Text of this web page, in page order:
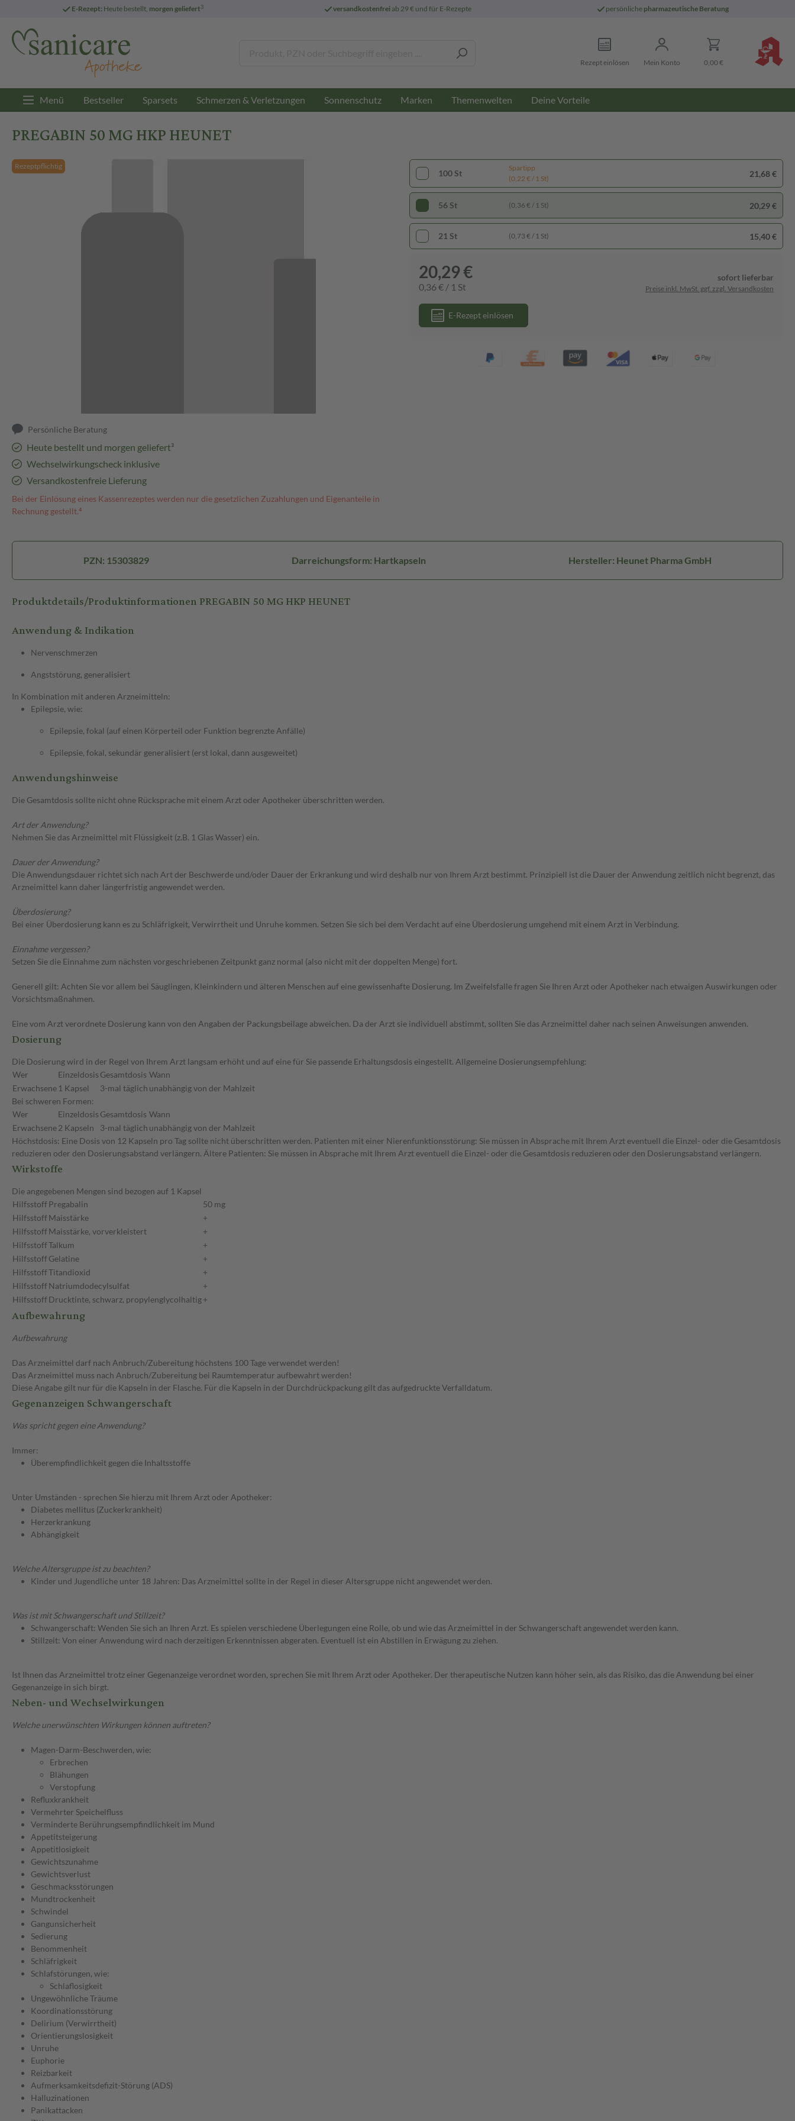
E-Rezept: Heute bestellt, morgen geliefert3 versandkostenfreiab 29 € und für E-Rezepte persönliche pharmazeutische Beratung
Rezept einlösen Mein Konto 0,00 €
Menü Bestseller Sparsets Schmerzen & Verletzungen Sonnenschutz Marken Themenwelten Deine Vorteile
PREGABIN 50 MG HKP HEUNET
Rezeptpflichtig
Persönliche Beratung
Heute bestellt und morgen geliefert³
Wechselwirkungscheck inklusive
Versandkostenfreie Lieferung
Bei der Einlösung eines Kassenrezeptes werden nur die gesetzlichen Zuzahlungen und Eigenanteile in
Rechnung gestellt.⁴
100 St
Spartipp
(0,22 € / 1 St)
21,68 €
56 St (0,36 € / 1 St) 20,29 €
21 St (0,73 € / 1 St) 15,40 €
20,29 €
0,36 € / 1 St
sofort lieferbar
Preise inkl. MwSt. ggf. zzgl. Versandkosten
E-Rezept einlösen
PZN: 15303829 Darreichungsform: Hartkapseln Hersteller: Heunet Pharma GmbH
Produktdetails/Produktinformationen PREGABIN 50 MG HKP HEUNET
Anwendung & Indikation
Nervenschmerzen
Angststörung, generalisiert
In Kombination mit anderen Arzneimitteln:
Epilepsie, wie:
Epilepsie, fokal (auf einen Körperteil oder Funktion begrenzte Anfälle)
Epilepsie, fokal, sekundär generalisiert (erst lokal, dann ausgeweitet)
Anwendungshinweise
Die Gesamtdosis sollte nicht ohne Rücksprache mit einem Arzt oder Apotheker überschritten werden.
Art der Anwendung?
Nehmen Sie das Arzneimittel mit Flüssigkeit (z.B. 1 Glas Wasser) ein.
Dauer der Anwendung?
Die Anwendungsdauer richtet sich nach Art der Beschwerde und/oder Dauer der Erkrankung und wird deshalb nur von Ihrem Arzt bestimmt. Prinzipiell ist die Dauer der Anwendung zeitlich nicht begrenzt, das
Arzneimittel kann daher längerfristig angewendet werden.
Überdosierung?
Bei einer Überdosierung kann es zu Schläfrigkeit, Verwirrtheit und Unruhe kommen. Setzen Sie sich bei dem Verdacht auf eine Überdosierung umgehend mit einem Arzt in Verbindung.
Einnahme vergessen?
Setzen Sie die Einnahme zum nächsten vorgeschriebenen Zeitpunkt ganz normal (also nicht mit der doppelten Menge) fort.
Generell gilt: Achten Sie vor allem bei Säuglingen, Kleinkindern und älteren Menschen auf eine gewissenhafte Dosierung. Im Zweifelsfalle fragen Sie Ihren Arzt oder Apotheker nach etwaigen Auswirkungen oder
Vorsichtsmaßnahmen.
Eine vom Arzt verordnete Dosierung kann von den Angaben der Packungsbeilage abweichen. Da der Arzt sie individuell abstimmt, sollten Sie das Arzneimittel daher nach seinen Anweisungen anwenden.
Dosierung
Die Dosierung wird in der Regel von Ihrem Arzt langsam erhöht und auf eine für Sie passende Erhaltungsdosis eingestellt. Allgemeine Dosierungsempfehlung:
Wer
Einzeldosis Gesamtdosis Wann
Erwachsene 1 Kapsel 3-mal täglich unabhängig von der Mahlzeit
Bei schweren Formen:
Wer
Einzeldosis Gesamtdosis Wann
Erwachsene2 Kapseln 3-mal täglich unabhängig von der Mahlzeit
Höchstdosis: Eine Dosis von 12 Kapseln pro Tag sollte nicht überschritten werden. Patienten mit einer Nierenfunktionsstörung: Sie müssen in Absprache mit Ihrem Arzt eventuell die Einzel- oder die Gesamtdosis
reduzieren oder den Dosierungsabstand verlängern. Ältere Patienten: Sie müssen in Absprache mit Ihrem Arzt eventuell die Einzel- oder die Gesamtdosis reduzieren oder den Dosierungsabstand verlängern.
Wirkstoffe
Die angegebenen Mengen sind bezogen auf 1 Kapsel
HilfsstoffPregabalin
50 mg
HilfsstoffMaisstärke
+
HilfsstoffMaisstärke, vorverkleistert
+
HilfsstoffTalkum
+
HilfsstoffGelatine
+
HilfsstoffTitandioxid
+
HilfsstoffNatriumdodecylsulfat
+
HilfsstoffDrucktinte, schwarz, propylenglycolhaltig+
Aufbewahrung
Aufbewahrung
Das Arzneimittel darf nach Anbruch/Zubereitung höchstens 100 Tage verwendet werden!
Das Arzneimittel muss nach Anbruch/Zubereitung bei Raumtemperatur aufbewahrt werden!
Diese Angabe gilt nur für die Kapseln in der Flasche. Für die Kapseln in der Durchdrückpackung gilt das aufgedruckte Verfalldatum.
Gegenanzeigen Schwangerschaft
Was spricht gegen eine Anwendung?
Immer:
Überempfindlichkeit gegen die Inhaltsstoffe
Unter Umständen - sprechen Sie hierzu mit Ihrem Arzt oder Apotheker:
Diabetes mellitus (Zuckerkrankheit)
Herzerkrankung
Abhängigkeit
Welche Altersgruppe ist zu beachten?
Kinder und Jugendliche unter 18 Jahren: Das Arzneimittel sollte in der Regel in dieser Altersgruppe nicht angewendet werden.
Was ist mit Schwangerschaft und Stillzeit?
Schwangerschaft: Wenden Sie sich an Ihren Arzt. Es spielen verschiedene Überlegungen eine Rolle, ob und wie das Arzneimittel in der Schwangerschaft angewendet werden kann.
Stillzeit: Von einer Anwendung wird nach derzeitigen Erkenntnissen abgeraten. Eventuell ist ein Abstillen in Erwägung zu ziehen.
Ist Ihnen das Arzneimittel trotz einer Gegenanzeige verordnet worden, sprechen Sie mit Ihrem Arzt oder Apotheker. Der therapeutische Nutzen kann höher sein, als das Risiko, das die Anwendung bei einer
Gegenanzeige in sich birgt.
Neben- und Wechselwirkungen
Welche unerwünschten Wirkungen können auftreten?
Magen-Darm-Beschwerden, wie:
Erbrechen
Blähungen
Verstopfung
Refluxkrankheit
Vermehrter Speichelfluss
Verminderte Berührungsempfindlichkeit im Mund
Appetitsteigerung
Appetitlosigkeit
Gewichtszunahme
Gewichtsverlust
Geschmacksstörungen
Mundtrockenheit
Schwindel
Gangunsicherheit
Sedierung
Benommenheit
Schläfrigkeit
Schlafstörungen, wie:
Schlaflosigkeit
Ungewöhnliche Träume
Koordinationsstörung
Delirium (Verwirrtheit)
Orientierungslosigkeit
Unruhe
Euphorie
Reizbarkeit
Aufmerksamkeitsdefizit-Störung (ADS)
Halluzinationen
Panikattacken